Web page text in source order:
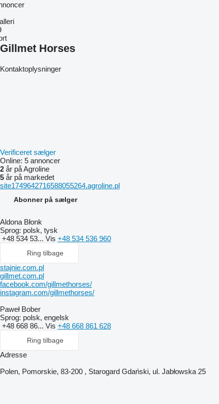
Gillmet Horses
Kontaktoplysninger
Verificeret sælger
Online: 5 annoncer
2 år på Agroline
5 år på markedet
site1749642716588055264.agroline.pl
Abonner på sælger
Aldona Błonk
Sprog: polsk, tysk
+48 534 53... Vis +48 534 536 960
Ring tilbage
stajnie.com.pl
gillmet.com.pl
facebook.com/gillmethorses/
instagram.com/gillmethorses/
Paweł Bober
Sprog: polsk, engelsk
+48 668 86... Vis +48 668 861 628
Ring tilbage
Adresse
Polen, Pomorskie, 83-200 , Starogard Gdański, ul. Jabłowska 25